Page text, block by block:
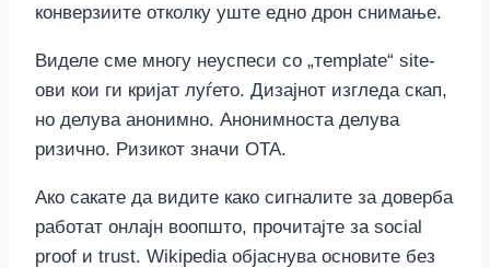
конверзиите отколку уште едно дрон снимање.
Виделе сме многу неуспеси со „тemplate“ site-
ови кои ги кријат луѓето. Дизајнот изгледа скап,
но делува анонимно. Анонимноста делува
ризично. Ризикот значи OTA.
Ако сакате да видите како сигналите за доверба
работат онлајн воопшто, прочитајте за social
proof и trust. Wikipedia објаснува основите без